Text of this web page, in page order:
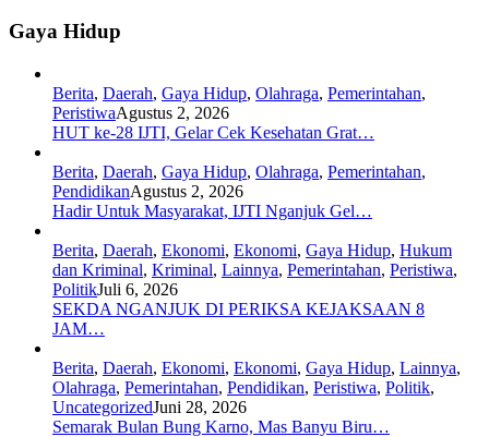
Gaya Hidup
Berita, Daerah, Gaya Hidup, Olahraga, Pemerintahan,
PeristiwaAgustus 2, 2026
HUT ke-28 IJTI, Gelar Cek Kesehatan Grat…
Berita, Daerah, Gaya Hidup, Olahraga, Pemerintahan,
PendidikanAgustus 2, 2026
Hadir Untuk Masyarakat, IJTI Nganjuk Gel…
Berita, Daerah, Ekonomi, Ekonomi, Gaya Hidup, Hukum
dan Kriminal, Kriminal, Lainnya, Pemerintahan, Peristiwa,
PolitikJuli 6, 2026
SEKDA NGANJUK DI PERIKSA KEJAKSAAN 8
JAM…
Berita, Daerah, Ekonomi, Ekonomi, Gaya Hidup, Lainnya,
Olahraga, Pemerintahan, Pendidikan, Peristiwa, Politik,
UncategorizedJuni 28, 2026
Semarak Bulan Bung Karno, Mas Banyu Biru…